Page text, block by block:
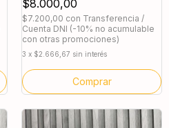
$8.000,00
$7.200,00 con Transferencia /
Cuenta DNI (-10% no acumulable
con otras promociones)
3 x $2.666,67 sin interés
Comprar